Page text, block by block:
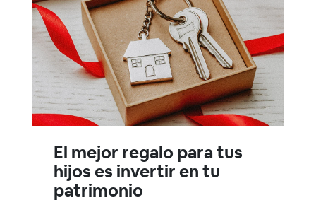
El mejor regalo para tus
hijos es invertir en tu
patrimonio